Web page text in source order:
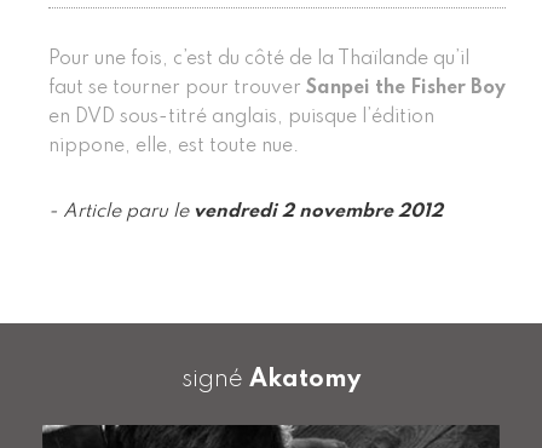
Pour une fois, c’est du côté de la Thaïlande qu’il
faut se tourner pour trouver Sanpei the Fisher Boy
en DVD sous-titré anglais, puisque l’édition
nippone, elle, est toute nue.
- Article paru le vendredi 2 novembre 2012
signé Akatomy